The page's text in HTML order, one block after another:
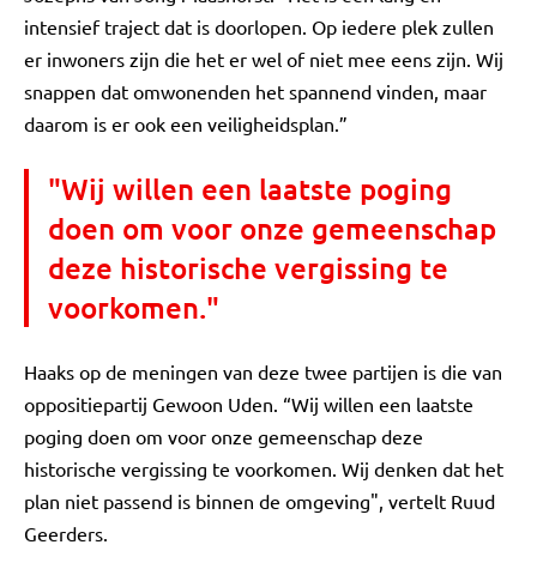
intensief traject dat is doorlopen. Op iedere plek zullen
er inwoners zijn die het er wel of niet mee eens zijn. Wij
snappen dat omwonenden het spannend vinden, maar
daarom is er ook een veiligheidsplan.”
"Wij willen een laatste poging
doen om voor onze gemeenschap
deze historische vergissing te
voorkomen."
Haaks op de meningen van deze twee partijen is die van
oppositiepartij Gewoon Uden. “Wij willen een laatste
poging doen om voor onze gemeenschap deze
historische vergissing te voorkomen. Wij denken dat het
plan niet passend is binnen de omgeving", vertelt Ruud
Geerders.